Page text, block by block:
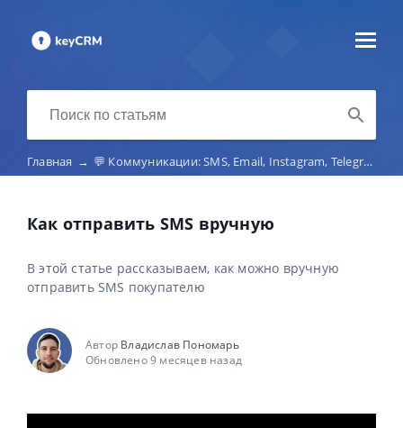
Главная → 💬 Коммуникации: SMS, Email, Instagram, Telegram, Viber, маркетплейс-чаты, телефония
Как отправить SMS вручную
В этой статье рассказываем, как можно вручную
отправить SMS покупателю
Автор Владислав Пономарь
Обновлено 9 месяцев назад